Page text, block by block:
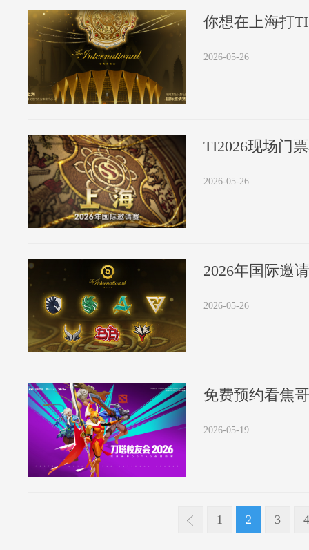
你想在上海打
2026-05-26
2026-05-26
2026年国际邀
2026-05-26
2026-05-19
1 2 3 4